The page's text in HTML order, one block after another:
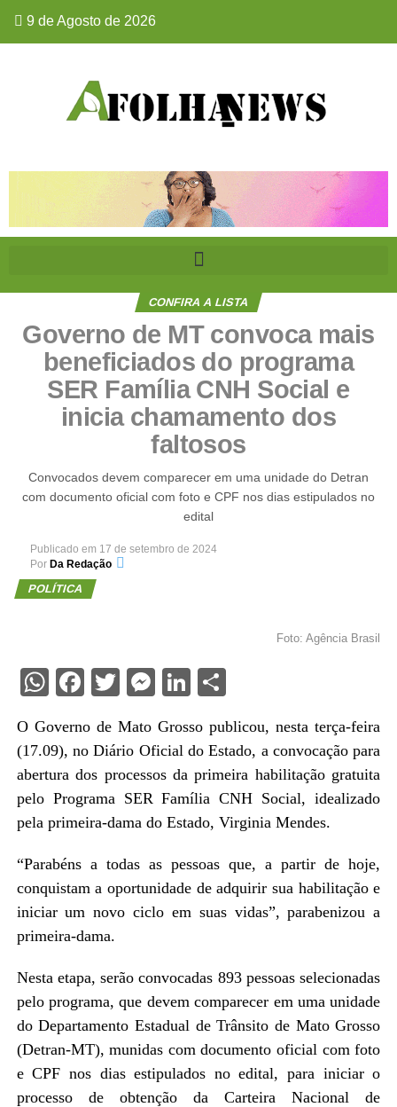
9 de Agosto de 2026
CONFIRA A LISTA
Governo de MT convoca mais
beneficiados do programa
SER Família CNH Social e
inicia chamamento dos
faltosos
Convocados devem comparecer em uma unidade do Detran
com documento oficial com foto e CPF nos dias estipulados no
edital
Publicado em 17 de setembro de 2024
Por Da Redação
POLÍTICA
Foto: Agência Brasil
WhatsApp
Facebook
Twitter
Messenger
LinkedIn
Share
O Governo de Mato Grosso publicou, nesta terça-feira
(17.09), no Diário Oficial do Estado, a convocação para
abertura dos processos da primeira habilitação gratuita
pelo Programa SER Família CNH Social, idealizado
pela primeira-dama do Estado, Virginia Mendes.
“Parabéns a todas as pessoas que, a partir de hoje,
conquistam a oportunidade de adquirir sua habilitação e
iniciar um novo ciclo em suas vidas”, parabenizou a
primeira-dama.
Nesta etapa, serão convocadas 893 pessoas selecionadas
pelo programa, que devem comparecer em uma unidade
do Departamento Estadual de Trânsito de Mato Grosso
(Detran-MT), munidas com documento oficial com foto
e CPF nos dias estipulados no edital, para iniciar o
processo de obtenção da Carteira Nacional de